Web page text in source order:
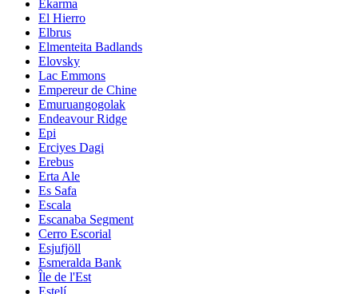
Ekarma
El Hierro
Elbrus
Elmenteita Badlands
Elovsky
Lac Emmons
Empereur de Chine
Emuruangogolak
Endeavour Ridge
Epi
Erciyes Dagi
Erebus
Erta Ale
Es Safa
Escala
Escanaba Segment
Cerro Escorial
Esjufjöll
Esmeralda Bank
Île de l'Est
Estelí